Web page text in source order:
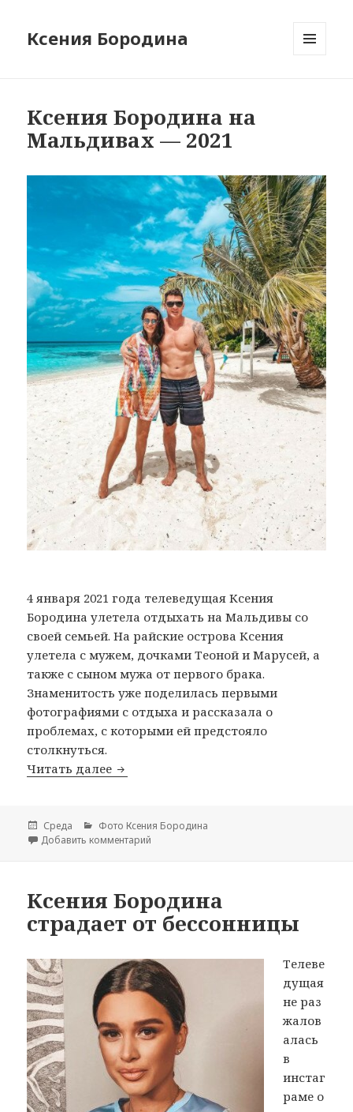
Ксения Бородина
Ксения Бородина на
Мальдивах — 2021
4 января 2021 года телеведущая Ксения
Бородина улетела отдыхать на Мальдивы со
своей семьей. На райские острова Ксения
улетела с мужем, дочками Теоной и Марусей, а
также с сыном мужа от первого брака.
Знаменитость уже поделилась первыми
фотографиями с отдыха и рассказала о
проблемах, с которыми ей предстояло
столкнуться.
Читать далее Ксения Бородина на Мальдивах —
Опубликовано
Среда Рубрики
Фото Ксения Бородина
Добавить комментарий
Ксения Бородина
страдает от бессонницы
Телеве
дущая
не раз
жалов
алась
в
инстаг
раме о